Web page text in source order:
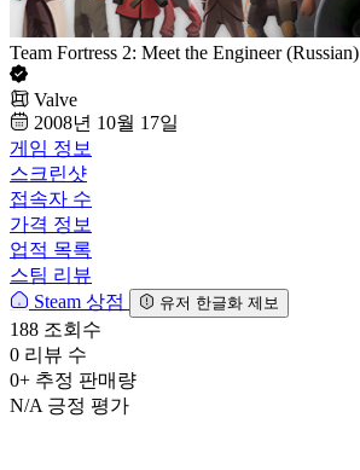
Team Fortress 2: Meet the Engineer (Russian)
Valve
2008년 10월 17일
게임 정보
스크린샷
접속자 수
가격 정보
업적 목록
스팀 리뷰
Steam 상점
유저 한글화 제보
188 조회수
0 리뷰 수
0+ 추정 판매량
N/A 긍정 평가